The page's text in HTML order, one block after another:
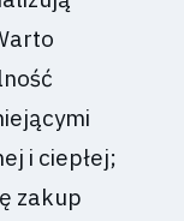
i ciepłej;
zakup